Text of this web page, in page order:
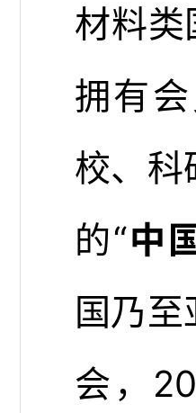
材料类
拥有
校、科
的“中
国乃
会，